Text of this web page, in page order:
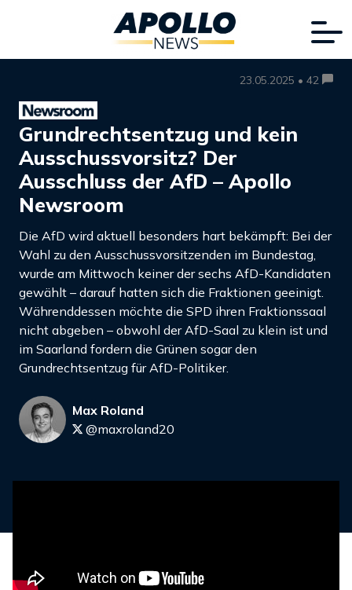
23.05.2025 • 42
Grundrechtsentzug und kein
Ausschussvorsitz? Der
Ausschluss der AfD – Apollo
Newsroom
Die AfD wird aktuell besonders hart bekämpft: Bei der
Wahl zu den Ausschussvorsitzenden im Bundestag,
wurde am Mittwoch keiner der sechs AfD-Kandidaten
gewählt – darauf hatten sich die Fraktionen geeinigt.
Währenddessen möchte die SPD ihren Fraktionssaal
nicht abgeben – obwohl der AfD-Saal zu klein ist und
im Saarland fordern die Grünen sogar den
Grundrechtsentzug für AfD-Politiker.
Max Roland
@maxroland20